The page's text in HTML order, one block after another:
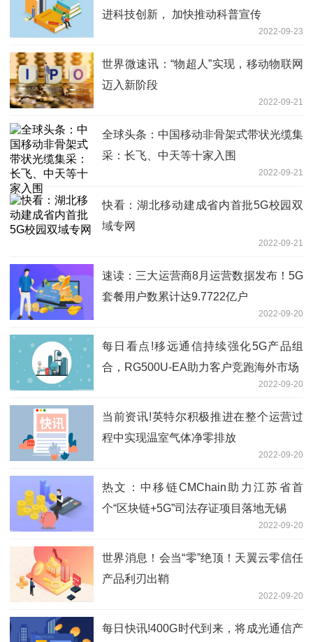
进科技创新， 加快推动科普宣传
2022-09-23
世界微速讯：“物超人”实现，移动物联网
迈入新阶段
2022-09-21
全球头条：中国移动非骨架式带状光缆集
采：长飞、中天等十家入围
2022-09-21
快看：湖北移动建成省内首批5G校园双
域专网
2022-09-21
速读：三大运营商8月运营数据发布！5G
套餐用户数累计达9.7722亿户
2022-09-20
每日看点!移远通信持续强化5G产品组
合，RG500U-EA助力客户竞跑海外市场
2022-09-20
当前资讯!英特尔积极推进在整个运营过
程中实现温室气体净零排放
2022-09-20
热文：中移链CMChain助力江苏省首
个“区块链+5G”司法存证项目落地无锡
2022-09-20
世界消息！会当“零”绝顶！天翼云零信任
产品利刃出鞘
2022-09-20
每日快讯!400G时代到来，将成光通信产